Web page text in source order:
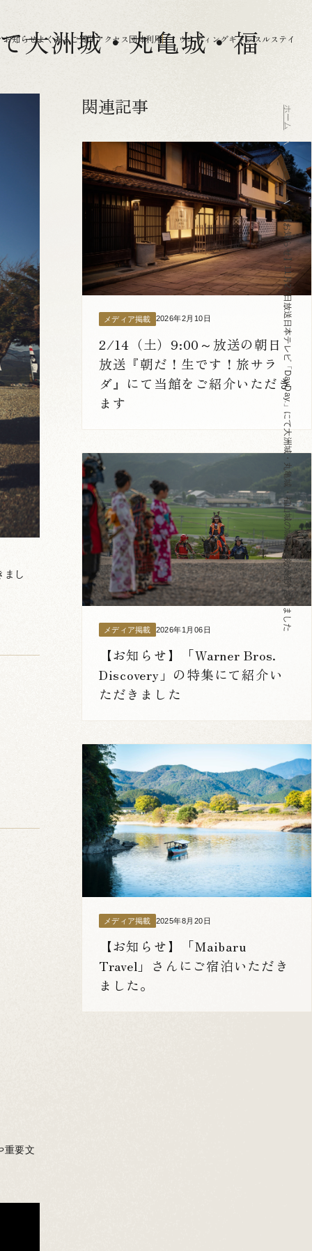
お知らせよくあるご質問アクセス団体利用 ウエディングキャッスルステイ
ホーム
お知らせ
【お知らせ】11月27日放送日本テレビ「DayDay.」にて大洲城・丸亀城・福山城の城泊体験が紹介されました
大洲城・丸亀城・福
まし
重要文
関連記事
メディア掲載 2026年2月10日
2/14（土）9:00～放送の朝日
放送『朝だ！生です！旅サラ
ダ』にて当館をご紹介いただき
ます
メディア掲載 2026年1月06日
【お知らせ】「Warner Bros.
Discovery」の特集にて紹介い
ただきました
メディア掲載 2025年8月20日
【お知らせ】「Maibaru
Travel」さんにご宿泊いただき
ました。